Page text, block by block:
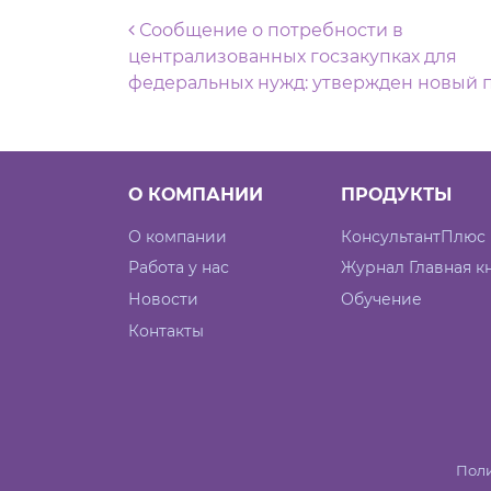
Навигация по записям
Сообщение о потребности в
централизованных госзакупках для
федеральных нужд: утвержден новый
О КОМПАНИИ
О компании
Работа у нас
Новости
Контакты
ПРОДУКТЫ
КонсультантПлюс
Журнал Главная
Обучение